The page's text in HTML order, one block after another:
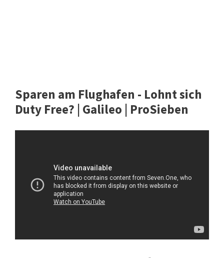
Sparen am Flughafen - Lohnt sich
Duty Free? | Galileo | ProSieben